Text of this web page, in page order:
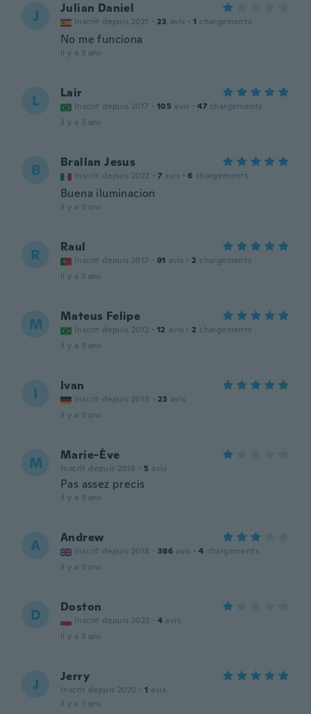
J Julian Daniel
Inscrit depuis 2021 · 23 avis · 1 chargements
No me funciona
il y a 3 ans
L Lair
Inscrit depuis 2017 · 105 avis · 47 chargements
il y a 3 ans
B Brallan Jesus
Inscrit depuis 2022 · 7 avis · 6 chargements
Buena iluminacion
il y a 3 ans
R Raul
Inscrit depuis 2017 · 91 avis · 2 chargements
il y a 3 ans
M Mateus Felipe
Inscrit depuis 2012 · 12 avis · 2 chargements
il y a 3 ans
I Ivan
Inscrit depuis 2019 · 23 avis
il y a 3 ans
M Marie-Ève
Inscrit depuis 2018 · 5 avis
Pas assez precis
il y a 3 ans
A Andrew
Inscrit depuis 2018 · 386 avis · 4 chargements
il y a 3 ans
D Doston
Inscrit depuis 2022 · 4 avis
il y a 3 ans
J Jerry
Inscrit depuis 2020 · 1 avis
il y a 3 ans